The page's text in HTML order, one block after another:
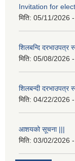
Invitation for
मिति: 05/11/2026
शिलबन्दि
मिति: 05/08/2026
शिलबन्दी
मिति: 04/22/2026
आशयको सूचना |||
मिति: 03/02/2026